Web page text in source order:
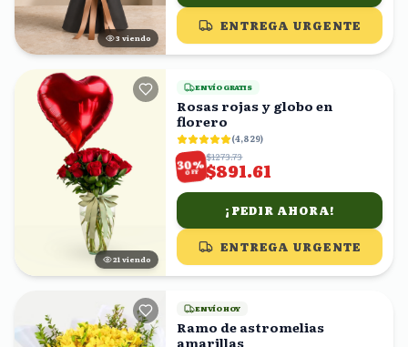
3 viendo
ENTREGA URGENTE
20 viendo
ENVÍO GRATIS
Rosas rojas y globo en
florero
(4,829)
30%
OFF
$1273.73
$891.61
¡PEDIR AHORA!
ENTREGA URGENTE
ENVÍO HOY
Ramo de astromelias
amarillas